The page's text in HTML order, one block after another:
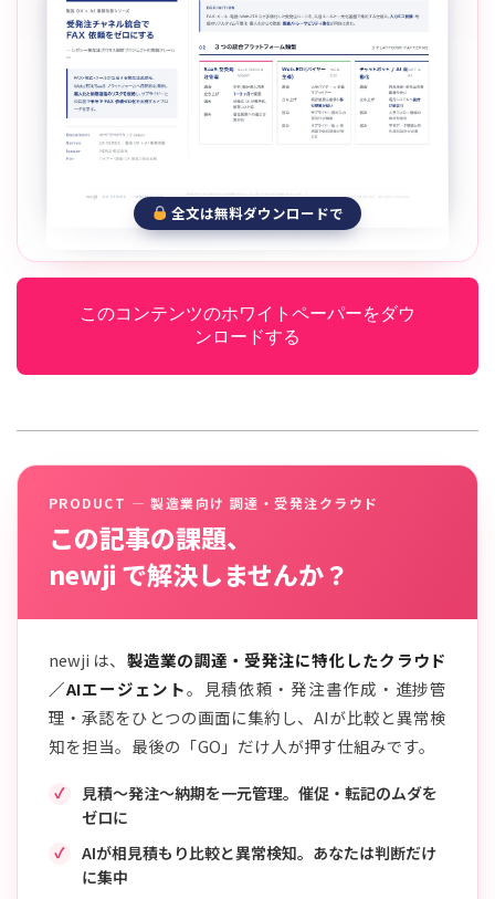
全文は無料ダウンロードで
このコンテンツのホワイトペーパーをダウ
ンロードする
PRODUCT — 製造業向け 調達・受発注クラウド
この記事の課題、
newji で解決しませんか？
newji は、 製造業の調達・受発注に特化したクラウド
／AIエージェント。見積依頼・発注書作成・進捗管
理・承認をひとつの画面に集約し、AIが比較と異常検
知を担当。最後の「GO」だけ人が押す仕組みです。
見積〜発注〜納期を一元管理。催促・転記のムダを
ゼロに
AIが相見積もり比較と異常検知。あなたは判断だけ
に集中